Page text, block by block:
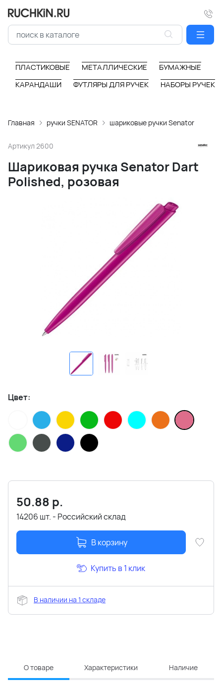
ПЛАСТИКОВЫЕ МЕТАЛЛИЧЕСКИЕ
БУМАЖНЫЕ
КАРАНДАШИ
ФУТЛЯРЫ ДЛЯ РУЧЕК НАБОРЫ РУЧЕК
Главная ручки SENATOR шариковые ручки Senator
Артикул 2600
Шариковая ручка Senator Dart
Polished, розовая
Цвет:
50.88 р.
14206 шт. - Российский склад
В корзину
Купить в 1 клик
В наличии на 1 складе
О товаре Характеристики Наличие